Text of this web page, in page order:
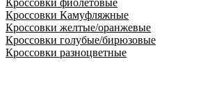
Кроссовки фиолетовые
Кроссовки Камуфляжные
Кроссовки желтые/оранжевые
Кроссовки голубые/бирюзовые
Кроссовки разноцветные